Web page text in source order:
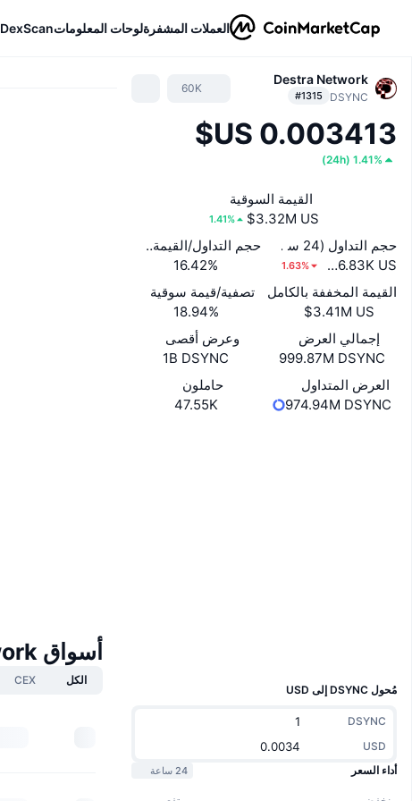
العملات المشفرةلوحات المعلوماتDexScan
Destra Network
DSYNC
#1315
60K
1.41%
(
24h
)
القيمة السوقية
1.41%
حجم التداول (24 ساعة)
‏546.83K US$
1.63%
حجم التداول/القيمة السوقية (24 ساعة)
16.42%
القيمة المخففة بالكامل
تصفية/قيمة سوقية
18.94%
إجمالي العرض
999.87M DSYNC
وعرض أقصى
1B DSYNC
العرض المتداول
974.94M DSYNC
حاملون
47.55K
مُحول DSYNC إلى USD
DSYNC
USD
أداء السعر
24 ساعة
أسواق Destra Network
الكل CEX